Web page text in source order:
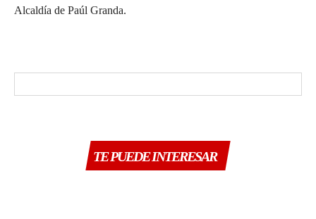
Alcaldía de Paúl Granda.
TE PUEDE INTERESAR